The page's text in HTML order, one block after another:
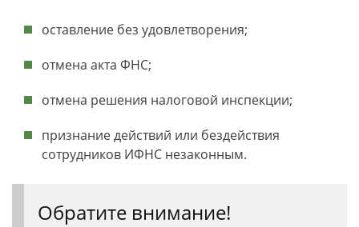
оставление без удовлетворения;
отмена акта ФНС;
отмена решения налоговой инспекции;
признание действий или бездействия
сотрудников ИФНС незаконным.
Обратите внимание!